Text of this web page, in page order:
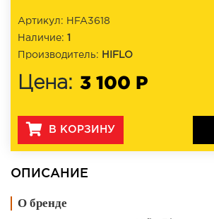
Артикул: HFA3618
Наличие: 1
Производитель:
HIFLO
Цена: 3 100 Р
В КОРЗИНУ
ОПИСАНИЕ
О бренде